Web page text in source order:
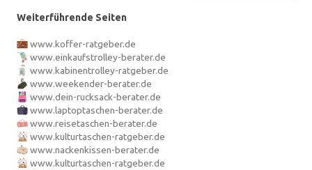
Weiterführende Seiten
www.koffer-ratgeber.de
www.einkaufstrolley-berater.de
www.kabinentrolley-ratgeber.de
www.weekender-berater.de
www.dein-rucksack-berater.de
www.laptoptaschen-berater.de
www.reisetaschen-berater.de
www.kulturtaschen-ratgeber.de
www.nackenkissen-berater.de
www.kulturtaschen-ratgeber.de